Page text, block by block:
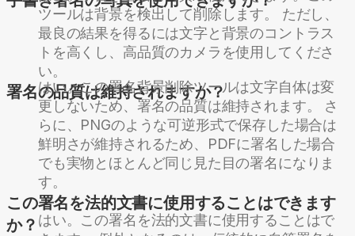
ツールは背景を検出して削除します。 ただし、
最良の結果を得るには文字と背景のコントラス
トを高くし、高品質のカメラを使用してくださ
い。
署名の品質は維持されますか？
はい。この署名背景削除ツールは文字自体は変
更しないため、署名の品質は維持されます。 さ
らに、PNGのような可逆形式で保存した場合は
鮮明さが維持されるため、PDFに署名した場合
でも実物とほとんど同じ見た目の署名になりま
す。
この署名を法的文書に使用することはできます
か？ はい。この署名を法的文書に使用することはで